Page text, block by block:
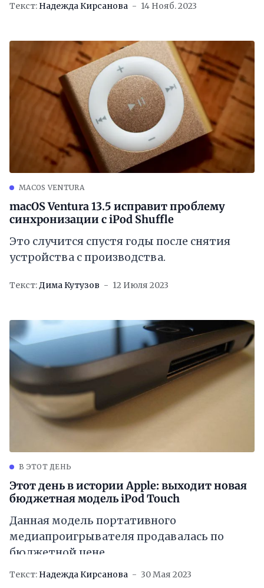
Текст: Надежда Кирсанова 14 Нояб. 2023
MACOS VENTURA
macOS Ventura 13.5 исправит проблему
синхронизации с iPod Shuffle
Это случится спустя годы после снятия
устройства с производства.
Текст:Дима Кутузов 12 Июля 2023
В ЭТОТ ДЕНЬ
Этот день в истории Apple: выходит новая
бюджетная модель iPod Touch
Данная модель портативного
медиапроигрывателя продавалась по
бюджетной цене.
Текст: Надежда Кирсанова 30 Мая 2023